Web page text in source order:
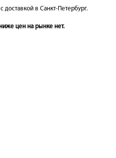
доставкой в Санкт-Петербург.
цен на рынке нет.